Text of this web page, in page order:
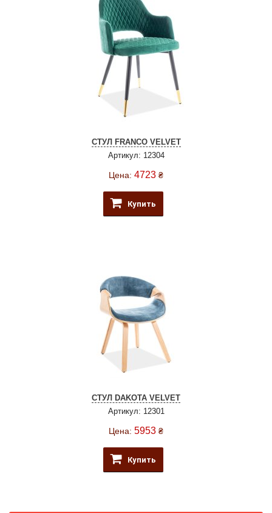
СТУЛ FRANCO VELVET
Артикул: 12304
Цена: 4723 ₴
Купить
СТУЛ DAKOTA VELVET
Артикул: 12301
Цена: 5953 ₴
Купить